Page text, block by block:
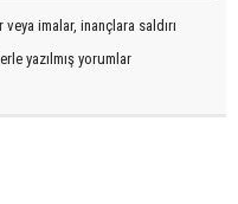
imalar, inançlara saldırı
yazılmış yorumlar